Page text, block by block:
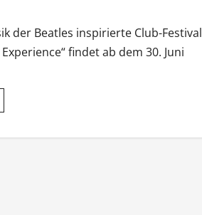
der Beatles inspirierte Club-Festival
findet ab dem 30. Juni